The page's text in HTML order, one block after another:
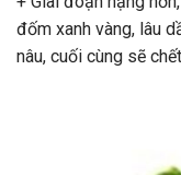
đốm xanh vàng, lâu
nâu, cuối cùng sẽ